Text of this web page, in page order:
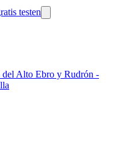
testen
del Alto Ebro y Rudrón -